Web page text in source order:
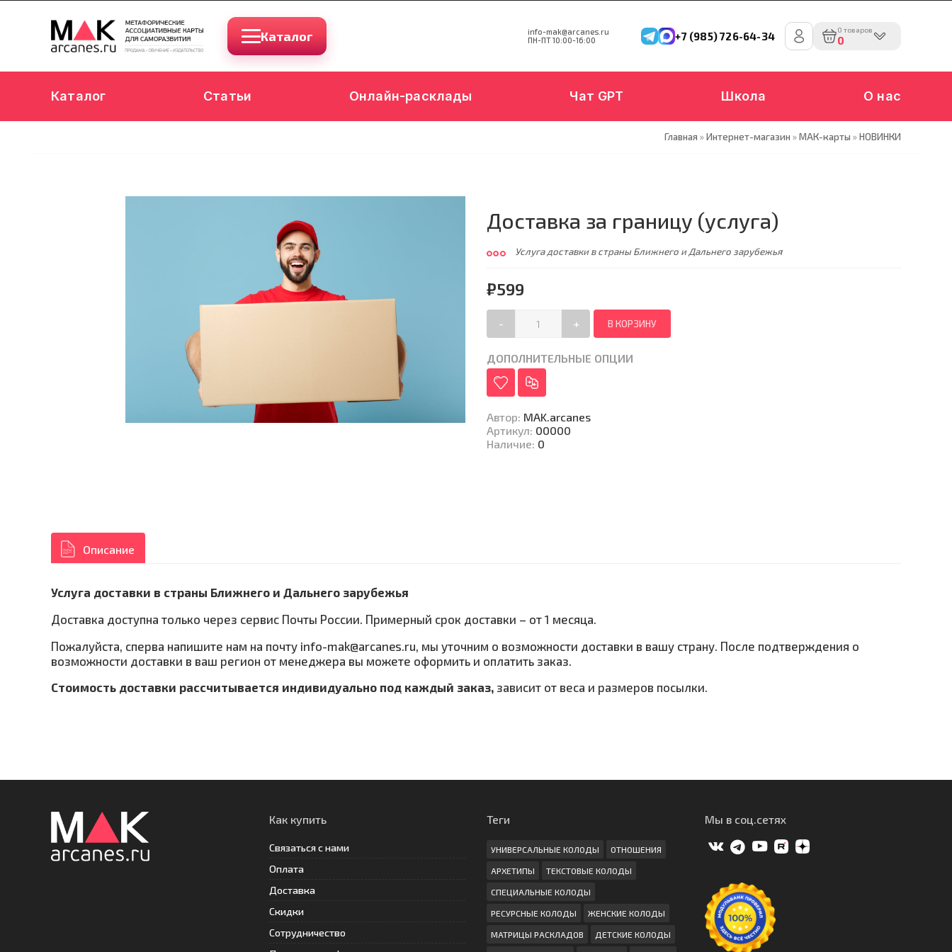
Каталог
info-mak@arcanes.ru
ПН-ПТ 10:00-16:00
+7 (985) 726-64-34 0 товаров
0
Каталог Статьи Онлайн-расклады Чат GPT Школа О нас
Главная »Интернет-магазин »МАК-карты »НОВИНКИ
Доставка за границу (услуга)
Услуга доставки в страны Ближнего и Дальнего зарубежья
₽599
- +
ДОПОЛНИТЕЛЬНЫЕ ОПЦИИ
Автор: MAK.arcanes
Артикул: 00000
Наличие: 0
Описание
Услуга доставки в страны Ближнего и Дальнего зарубежья
Доставка доступна только через сервис Почты России. Примерный срок доставки – от 1 месяца.
Пожалуйста, сперва напишите нам на почту info-mak@arcanes.ru, мы уточним о возможности доставки в вашу страну. После подтверждения о
возможности доставки в ваш регион от менеджера вы можете оформить и оплатить заказ.
Стоимость доставки рассчитывается индивидуально под каждый заказ, зависит от веса и размеров посылки.
Как купить
Связаться с нами
Оплата
Доставка
Скидки
Сотрудничество
Теги
УНИВЕРСАЛЬНЫЕ КОЛОДЫ ОТНОШЕНИЯ
АРХЕТИПЫ ТЕКСТОВЫЕ КОЛОДЫ
СПЕЦИАЛЬНЫЕ КОЛОДЫ
РЕСУРСНЫЕ КОЛОДЫ ЖЕНСКИЕ КОЛОДЫ
МАТРИЦЫ РАСКЛАДОВ ДЕТСКИЕ КОЛОДЫ
Мы в соц.сетях